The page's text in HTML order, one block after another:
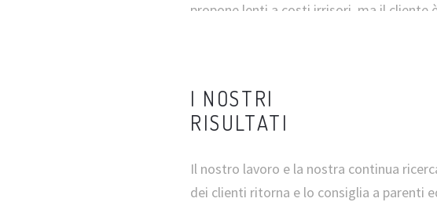
propone lenti a costi irrisori, ma il cliente
I NOSTRI
RISULTATI
Il nostro lavoro e la nostra continua
dei clienti ritorna e lo consiglia a parenti